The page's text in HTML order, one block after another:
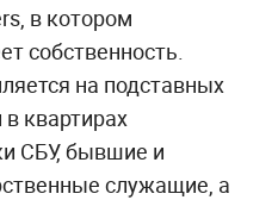
в котором
собственность.
на подставных
квартирах
СБУ, бывшие и
служащие, а